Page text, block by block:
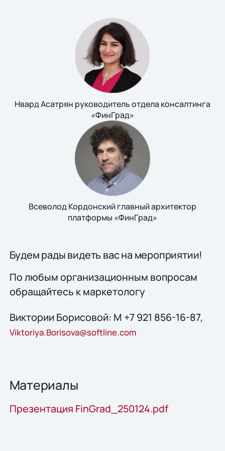
Нвард Асатрян руководитель отдела консалтинга
«ФинГрад»
Всеволод Кордонский главный архитектор
платформы «ФинГрад»
Будем рады видеть вас на мероприятии!
По любым организационным вопросам
обращайтесь к маркетологу
Виктории Борисовой: М +7 921 856-16-87,
Viktoriya.Borisova@softline.com
Материалы
Презентация FinGrad_250124.pdf